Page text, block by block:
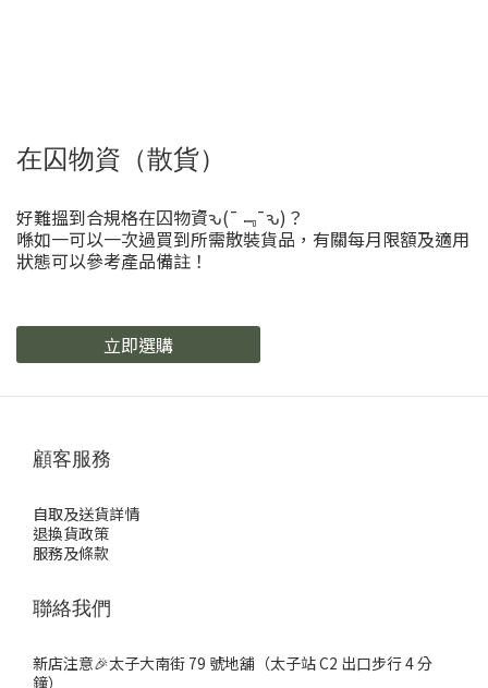
在囚物資（散貨）
好難搵到合規格在囚物資ԅ(¯﹃¯ԅ)？
喺如一可以一次過買到所需散裝貨品，有關每月限額及適用
狀態可以參考產品備註！
立即選購
顧客服務
自取及送貨詳情
退換貨政策
服務及條款
聯絡我們
新店注意🎉太子大南街 79 號地舖（太子站 C2 出口步行 4 分
鐘）